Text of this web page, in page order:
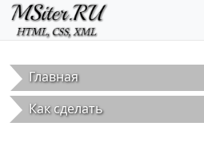
Перейти к основному
Главная
Как сделать